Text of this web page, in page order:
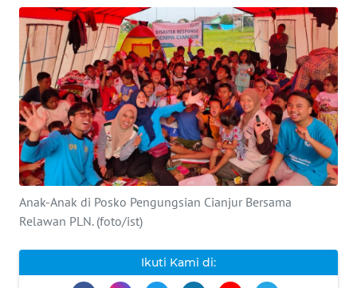
Anak-Anak di Posko Pengungsian Cianjur Bersama
Relawan PLN. (foto/ist)
Ikuti Kami di:
Informasi
INDEKS
BERITA
KONTAK
KAMI
INFO
IKLAN
KAMI